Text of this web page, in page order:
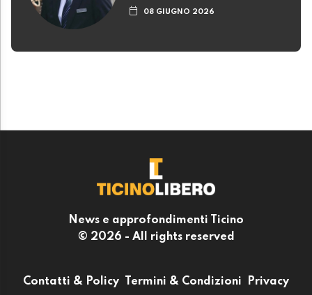
08 GIUGNO 2026
News e approfondimenti Ticino
© 2026 - All rights reserved
Contatti & Policy Termini & Condizioni Privacy